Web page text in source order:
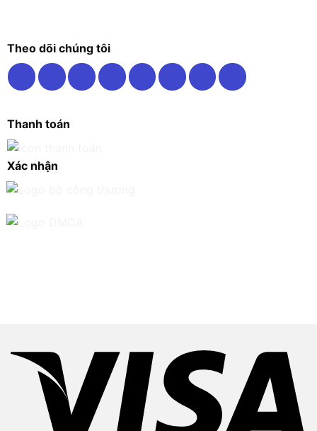
Theo dõi chúng tôi
Thanh toán
Xác nhận